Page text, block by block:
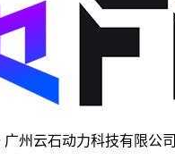
州云石动力科技有限公司